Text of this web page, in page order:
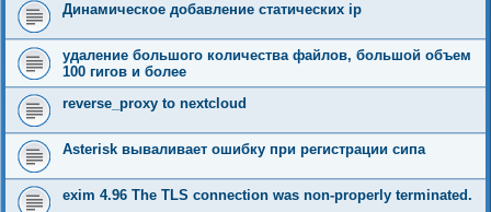
Динамическое добавление статических ip
удаление большого количества файлов, большой объем
100 гигов и более
reverse_proxy to nextcloud
Asterisk вываливает ошибку при регистрации сипа
exim 4.96 The TLS connection was non-properly terminated.